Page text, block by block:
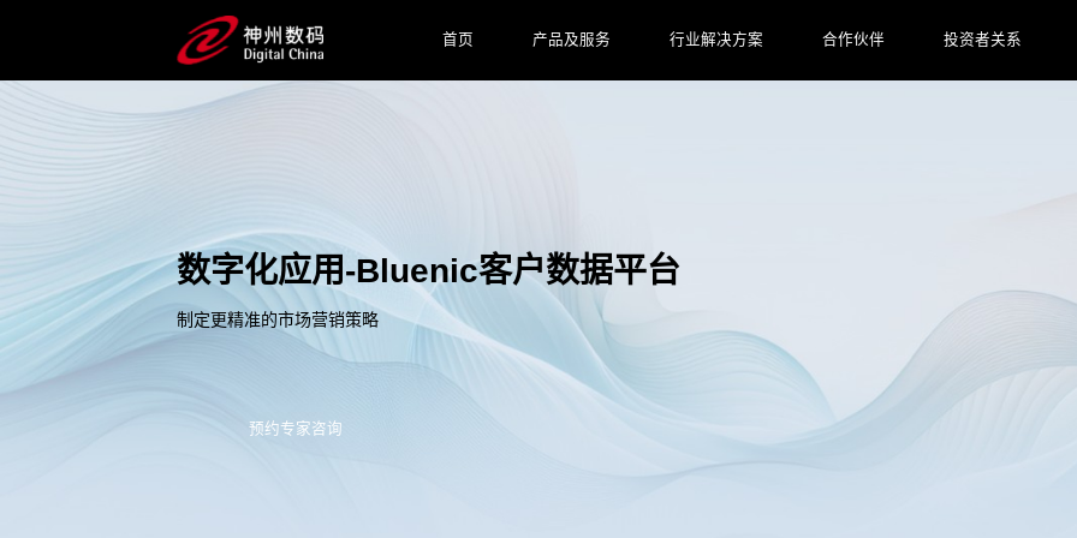
首页 产品及服务 行业解决方案 合作伙伴 投资者关系
数字化应用-Bluenic客户数据平台
制定更精准的市场营销策略
预约专家咨询